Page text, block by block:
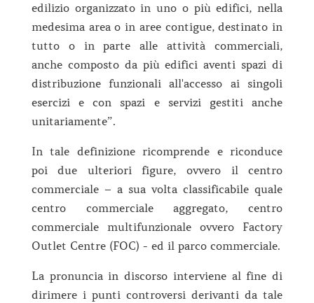
edilizio organizzato in uno o più edifici, nella
medesima area o in aree contigue, destinato in
tutto o in parte alle attività commerciali,
anche composto da più edifici aventi spazi di
distribuzione funzionali all'accesso ai singoli
esercizi e con spazi e servizi gestiti anche
unitariamente”.
In tale definizione ricomprende e riconduce
poi due ulteriori figure, ovvero il centro
commerciale – a sua volta classificabile quale
centro commerciale aggregato, centro
commerciale multifunzionale ovvero Factory
Outlet Centre (FOC) - ed il parco commerciale.
La pronuncia in discorso interviene al fine di
dirimere i punti controversi derivanti da tale